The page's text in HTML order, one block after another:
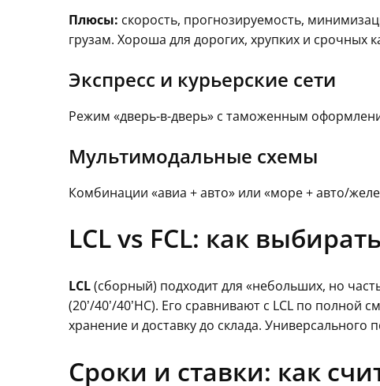
Плюсы: скорость, прогнозируемость,
грузам. Хороша для дорогих, хрупких и срочных
Экспресс и курьерские сети
Режим «дверь-в-дверь» с таможенным
Мультимодальные схемы
Комбинации «авиа + авто» или «море + авто/
LCL vs FCL: как
LCL(сборный) подходит для «небольших, но
(20’/40’/40’HC). Его сравнивают с LCL по
хранение и доставку до склада. Универсального
Сроки и ставки: как